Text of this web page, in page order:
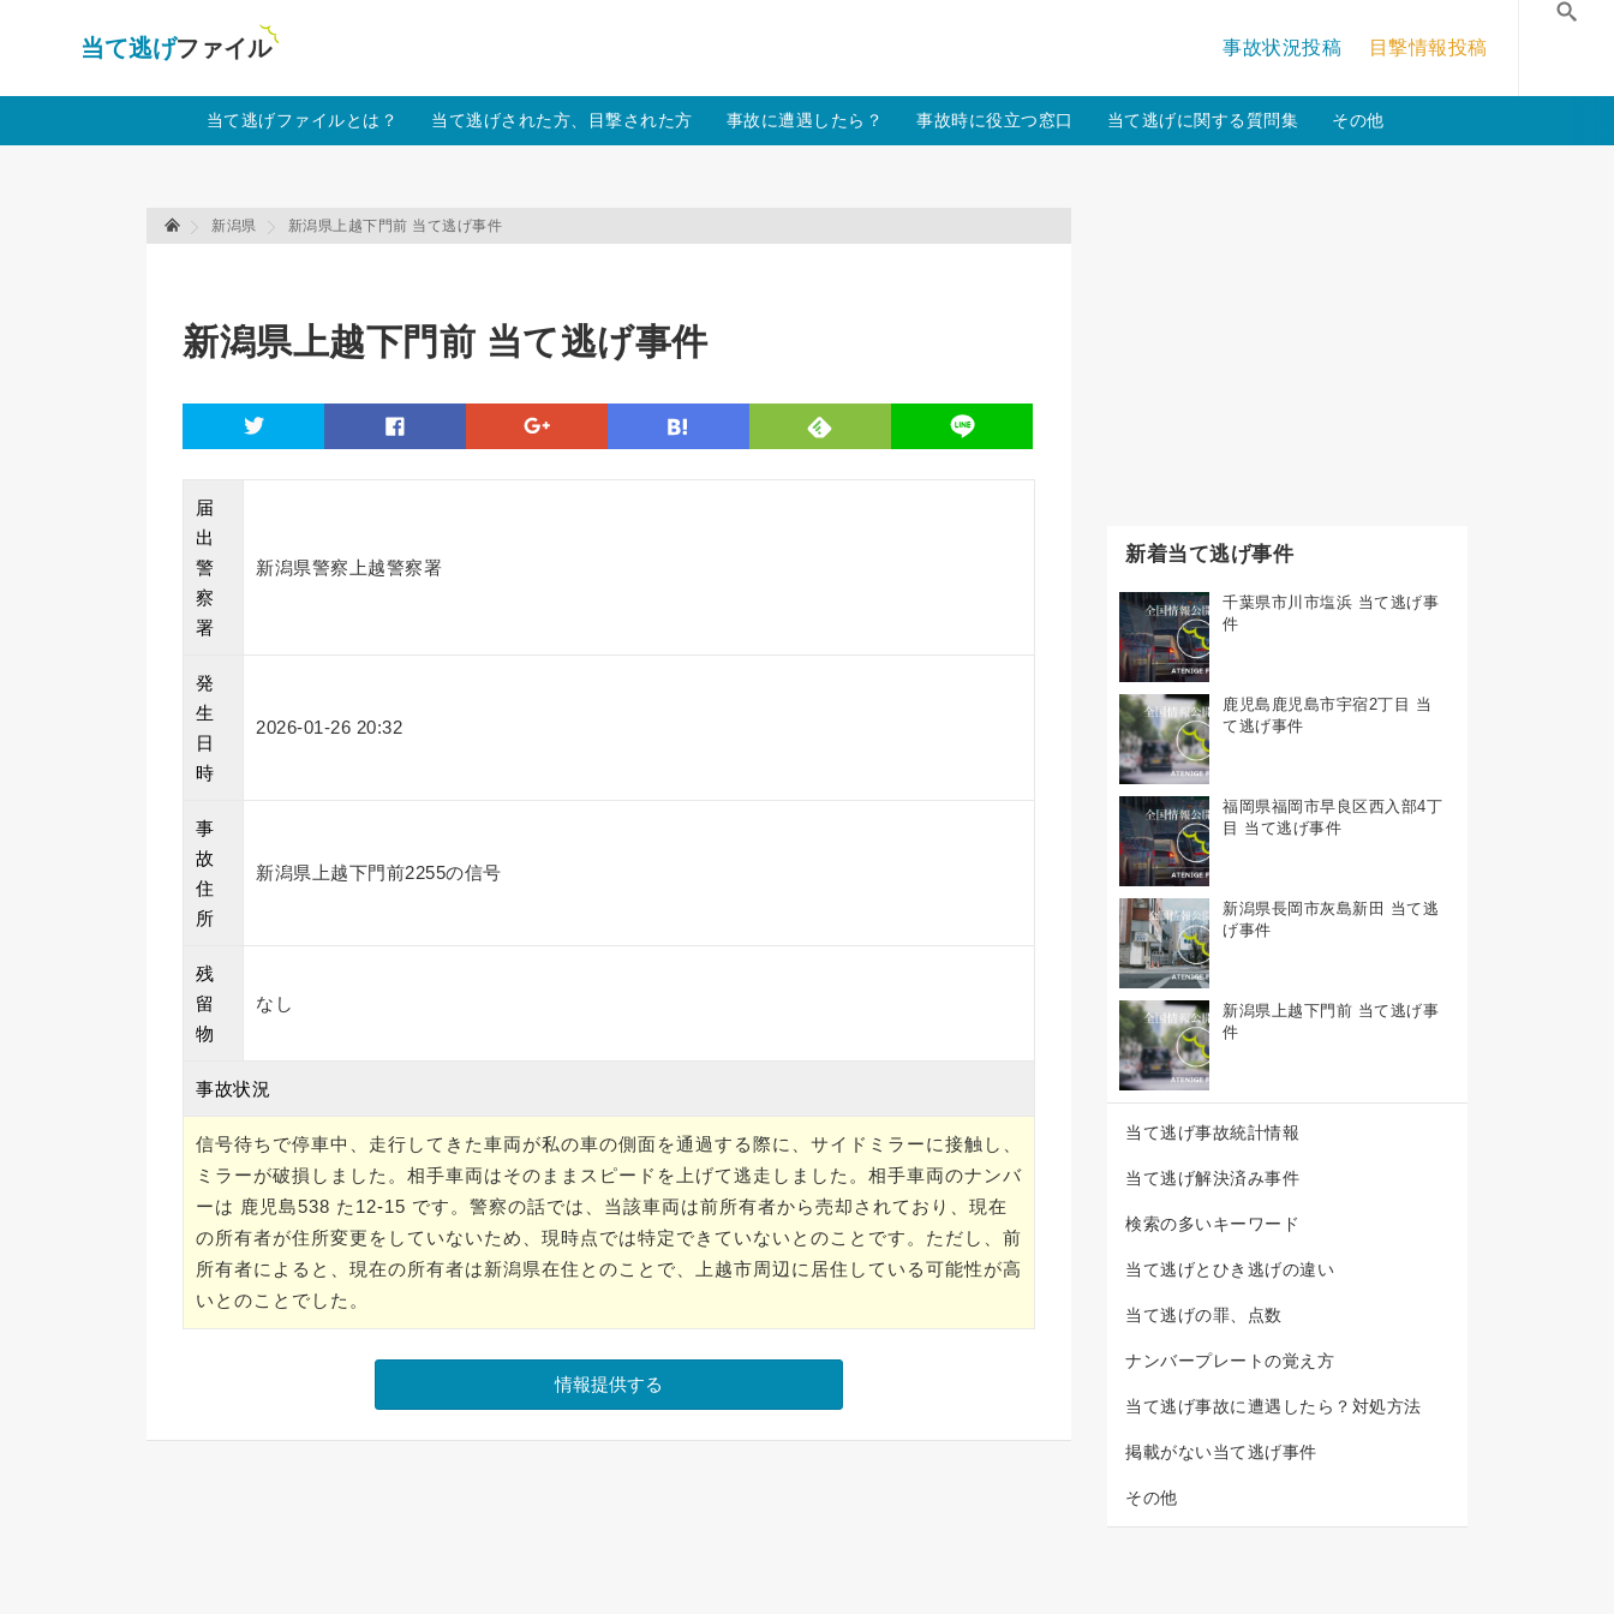
: Undefined array key "amp" in
事故状況投稿 目撃情報投稿
当て逃げファイルとは？ 当て逃げされた方、目撃された方 事故に遭遇したら？ 事故時に役立つ窓口 当て逃げに関する質問集 その他
当て逃げファイル 当て逃げファイル
新潟県 新潟県上越下門前 当て逃げ事件
新潟県上越下門前 当て逃げ事件
twitter line
届
出
警
察
署
新潟県警察上越警察署
発
生
日
時
2026-01-26 20:32
事
故
住
所
新潟県上越下門前2255の信号
残
留
物
なし
事故状況
信号待ちで停車中、走行してきた車両が私の車の側面を通過する際に、サイドミラーに接触し、
ミラーが破損しました。相手車両はそのままスピードを上げて逃走しました。相手車両のナンバ
ーは 鹿児島538 た12-15 です。警察の話では、当該車両は前所有者から売却されており、現在
の所有者が住所変更をしていないため、現時点では特定できていないとのことです。ただし、前
所有者によると、現在の所有者は新潟県在住とのことで、上越市周辺に居住している可能性が高
いとのことでした。
新着当て逃げ事件
千葉県市川市塩浜 当て逃げ事
件
鹿児島鹿児島市宇宿2丁目 当
て逃げ事件
福岡県福岡市早良区西入部4丁
目 当て逃げ事件
新潟県長岡市灰島新田 当て逃
げ事件
新潟県上越下門前 当て逃げ事
件
当て逃げ事故統計情報
当て逃げ解決済み事件
検索の多いキーワード
当て逃げとひき逃げの違い
当て逃げの罪、点数
ナンバープレートの覚え方
当て逃げ事故に遭遇したら？対処方法
掲載がない当て逃げ事件
その他